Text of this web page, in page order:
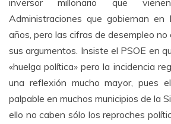
inversor millonario que
Administraciones que gobiernan en
años, pero las cifras de desempleo
sus argumentos. Insiste el PSOE en
«huelga política» pero la incidencia
una reflexión mucho mayor, pues
palpable en muchos municipios de la
ello no caben sólo los reproches